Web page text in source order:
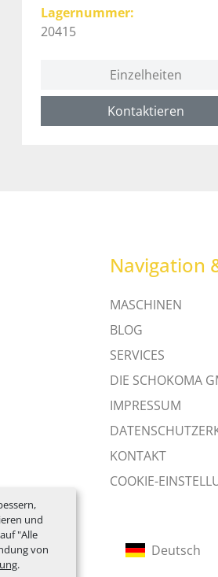
und
"Alle
von
.
Lagernummer
20415
Einzelheiten
Kontaktieren
Navigation
MASCHINEN
BLOG
SERVICES
DIE SCHOKOMA
IMPRESSUM
KONTAKT
COOKIE-
Deutsch